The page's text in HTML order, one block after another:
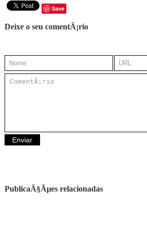
Save
Deixe o seu comentÃ¡rio
PublicaÃ§Ãµes relacionadas